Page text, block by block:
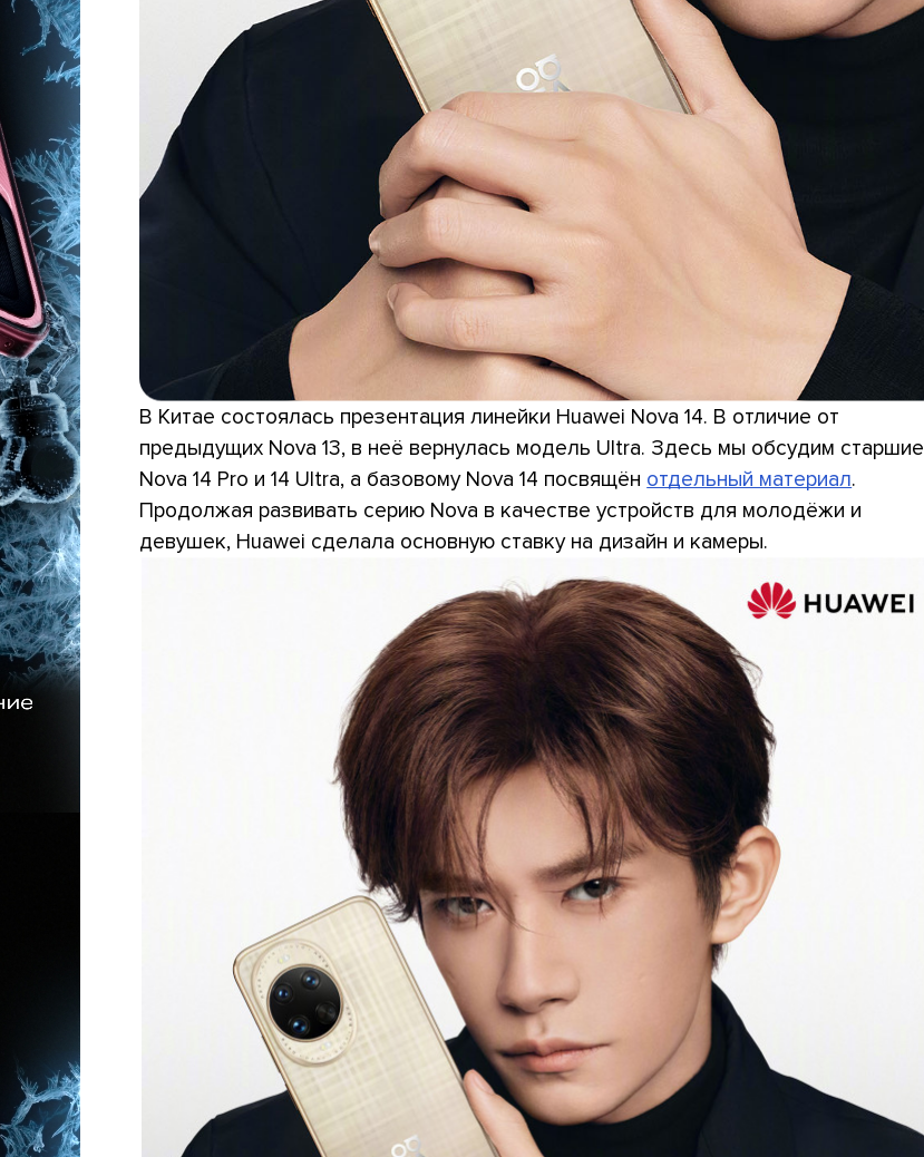
В Китае состоялась презентация линейки Huawei Nova 14. В отличие от
предыдущих Nova 13, в неё вернулась модель Ultra. Здесь мы обсудим старшие
Nova 14 Pro и 14 Ultra, а базовому Nova 14 посвящён отдельный материал.
Продолжая развивать серию Nova в качестве устройств для молодёжи и
девушек, Huawei сделала основную ставку на дизайн и камеры.